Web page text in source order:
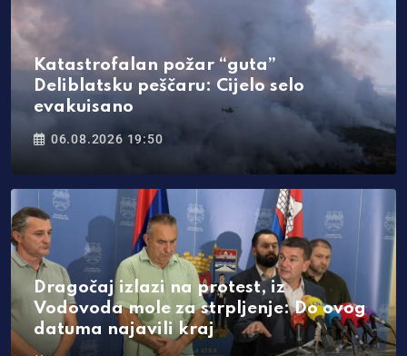
Katastrofalan požar “guta”
Deliblatsku peščaru: Cijelo selo
evakuisano
06.08.2026 19:50
Dragočaj izlazi na protest, iz
Vodovoda mole za strpljenje: Do ovog
datuma najavili kraj